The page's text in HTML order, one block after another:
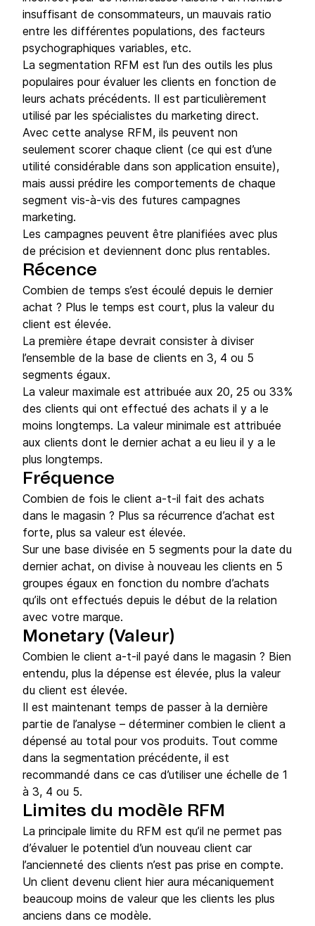
insuffisant de consommateurs, un mauvais ratio
entre les différentes populations, des facteurs
psychographiques variables, etc.
La segmentation RFM est l’un des outils les plus
populaires pour évaluer les clients en fonction de
leurs achats précédents. Il est particulièrement
utilisé par les spécialistes du marketing direct.
Avec cette analyse RFM, ils peuvent non
seulement scorer chaque client (ce qui est d’une
utilité considérable dans son application ensuite),
mais aussi prédire les comportements de chaque
segment vis-à-vis des futures campagnes
marketing.
Les campagnes peuvent être planifiées avec plus
de précision et deviennent donc plus rentables.
Récence
Combien de temps s’est écoulé depuis le dernier
achat ? Plus le temps est court, plus la valeur du
client est élevée.
La première étape devrait consister à diviser
l’ensemble de la base de clients en 3, 4 ou 5
segments égaux.
La valeur maximale est attribuée aux 20, 25 ou 33%
des clients qui ont effectué des achats il y a le
moins longtemps. La valeur minimale est attribuée
aux clients dont le dernier achat a eu lieu il y a le
plus longtemps.
Fréquence
Combien de fois le client a-t-il fait des achats
dans le magasin ? Plus sa récurrence d’achat est
forte, plus sa valeur est élevée.
Sur une base divisée en 5 segments pour la date du
dernier achat, on divise à nouveau les clients en 5
groupes égaux en fonction du nombre d’achats
qu’ils ont effectués depuis le début de la relation
avec votre marque.
Monetary (Valeur)
Combien le client a-t-il payé dans le magasin ? Bien
entendu, plus la dépense est élevée, plus la valeur
du client est élevée.
Il est maintenant temps de passer à la dernière
partie de l’analyse – déterminer combien le client a
dépensé au total pour vos produits. Tout comme
dans la segmentation précédente, il est
recommandé dans ce cas d’utiliser une échelle de 1
à 3, 4 ou 5.
Limites du modèle RFM
La principale limite du RFM est qu’il ne permet pas
d’évaluer le potentiel d’un nouveau client car
l’ancienneté des clients n’est pas prise en compte.
Un client devenu client hier aura mécaniquement
beaucoup moins de valeur que les clients les plus
anciens dans ce modèle.